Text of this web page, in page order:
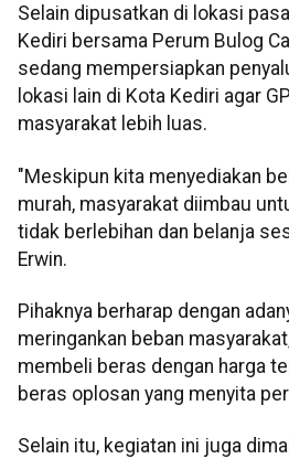
Selain dipusatkan di lokasi
Kediri bersama Perum Bulog
sedang mempersiapkan
lokasi lain di Kota Kediri agar
masyarakat lebih luas.
"Meskipun kita menyediakan
murah, masyarakat diimbau
tidak berlebihan dan belanja
Erwin.
Pihaknya berharap dengan
meringankan beban
membeli beras dengan harga
beras oplosan yang menyita
Selain itu, kegiatan ini juga